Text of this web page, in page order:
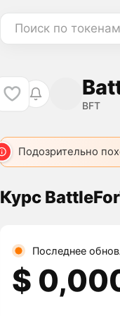
Поиск по
BFT
Подозрительно
Курс
Последнее
$